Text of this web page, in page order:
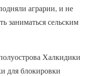
аграрии, и не
заниматься сельским
Халкидики
для блокировки